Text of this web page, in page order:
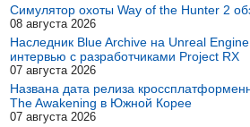
Симулятор охоты Way of the Hunter 2
08 августа 2026
Наследник Blue Archive на Unreal
интервью с разработчиками Project RX
07 августа 2026
Названа дата релиза
The Awakening в Южной Корее
07 августа 2026